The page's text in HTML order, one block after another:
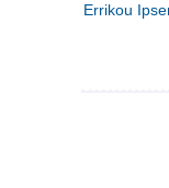
Errikou